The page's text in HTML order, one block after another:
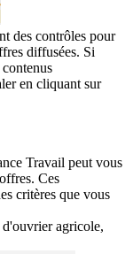
des contrôles pour
diffusées. Si
en cliquant sur
Travail peut vous
Ces
critères que vous
agricole,